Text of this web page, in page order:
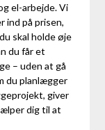
el-arbejde. Vi
ind på prisen,
skal holde øje
du får et
– uden at gå
du planlægger
giver
dig til at